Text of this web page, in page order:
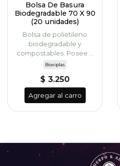
Bolsa De Basura
Biodegradable 70 X 90
(20 unidades)
Bolsa de polietileno
biodegradable y
compostables. Posee ...
Bioxiplas
$ 3.250
Agregar al carro